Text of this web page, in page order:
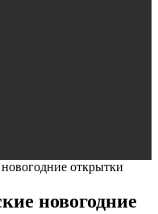
открытки
новогодние